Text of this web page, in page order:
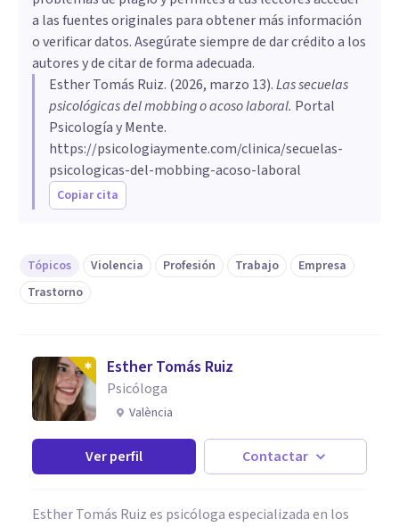
a las fuentes originales para obtener más información
o verificar datos. Asegúrate siempre de dar crédito a los
autores y de citar de forma adecuada.
Esther Tomás Ruiz. (2026, marzo 13).Las secuelas
psicológicas del mobbing o acoso laboral. Portal
Psicología y Mente.
https://psicologiaymente.com/clinica/secuelas-
psicologicas-del-mobbing-acoso-laboral
Copiar cita
Tópicos Violencia Profesión Trabajo
Empresa
Trastorno
Esther Tomás Ruiz
Psicóloga
València
Ver perfil Contactar
Esther Tomás Ruiz es psicóloga especializada en los